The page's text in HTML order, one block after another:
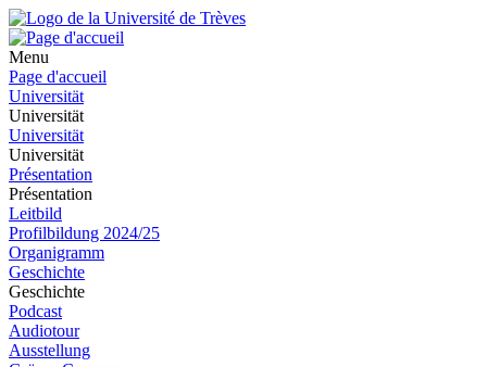
Menu
Page d'accueil
Universität
Universität
Universität
Universität
Présentation
Présentation
Leitbild
Profilbildung 2024/25
Organigramm
Geschichte
Geschichte
Podcast
Audiotour
Ausstellung